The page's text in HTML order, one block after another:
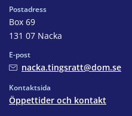
Postadress
Box 69
131 07 Nacka
E-post
nacka.tingsratt@dom.se
Kontaktsida
Öppettider och kontakt